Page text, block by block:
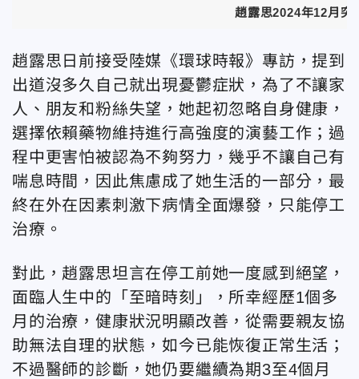
趙露思2024年12月突
趙露思日前接受陸媒《環球時報》專訪，提到
出道沒多久自己就出現憂鬱症狀，為了不讓家
人、朋友和粉絲失望，她起初忽略自身健康，
選擇依賴藥物維持進行高強度的演藝工作；過
程中更害怕被認為不夠努力，幾乎不讓自己有
喘息時間，因此焦慮成了她生活的一部分，最
終在外在因素刺激下病情全面爆發，只能停工
治療。
對此，趙露思坦言在停工前她一度感到絕望，
面臨人生中的「至暗時刻」，所幸經歷1個多
月的治療，健康狀況明顯改善，從需要親友協
助無法自理的狀態，如今已能恢復正常生活；
不過醫師的診斷，她仍要繼續為期3至4個月